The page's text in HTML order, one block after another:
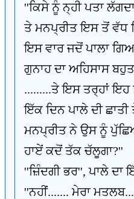
''ਕਿਸੇ ਨੂੰ ਨ੍ਹੀ ਪਤਾ
ਤੇ ਮਨਪ੍ਰੀਤ ਇਸ ਤੋਂ ਵੱਧ
ਇਸ ਵਾਰ ਜਦੋਂ ਪਾਲਾ
ਗੁਨਾਹ ਦਾ ਅਹਿਸਾਸ
.........ਤੇ ਇਸ ਤਰ੍ਹਾਂ ਇਹ
ਇੱਕ ਦਿਨ ਪਾਲੇ ਦੀ
ਮਨਪ੍ਰੀਤ ਨੇ ਉਸ ਨੂੰ
ਹਾਏਂ ਕਦੋਂ ਤੱਕ ਚੱਲੂਗਾ?''
''ਜ਼ਿੰਦਗੀ ਭਰ'', ਪਾਲੇ ਦਾ
''ਨਹੀਂ....... ਮੇਰਾ